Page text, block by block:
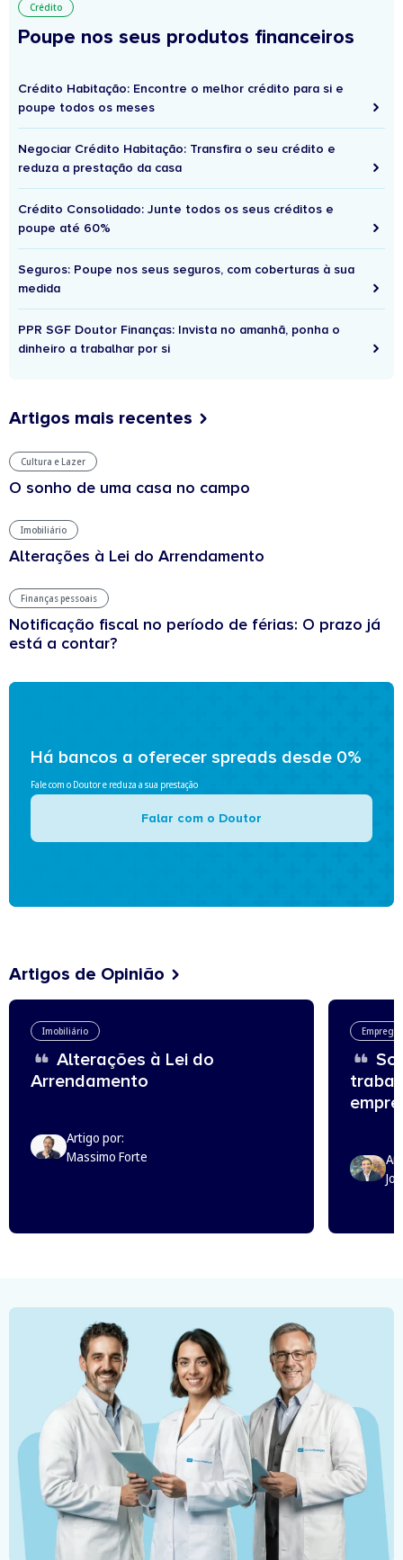
Crédito
Poupe nos seus produtos financeiros
Crédito Habitação: Encontre o melhor crédito para si e
poupe todos os meses
Negociar Crédito Habitação: Transfira o seu crédito e
reduza a prestação da casa
Crédito Consolidado: Junte todos os seus créditos e
poupe até 60%
Seguros: Poupe nos seus seguros, com coberturas à sua
medida
PPR SGF Doutor Finanças: Invista no amanhã, ponha o
dinheiro a trabalhar por si
Artigos mais recentes
Cultura e Lazer
O sonho de uma casa no campo
Imobiliário
Alterações à Lei do Arrendamento
Finanças pessoais
Notificação fiscal no período de férias: O prazo já
está a contar?
Há bancos a oferecer spreads desde 0%
Fale com o Doutor e reduza a sua prestação
Falar com o Doutor
Artigos de Opinião
Imobiliário
Alterações à Lei do
Arrendamento
Artigo por:
Massimo Forte
Emprego